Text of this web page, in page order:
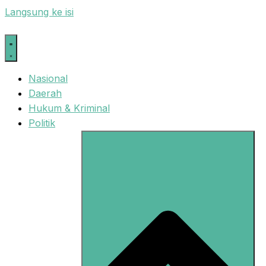
Langsung ke isi
Nasional
Daerah
Hukum & Kriminal
Politik